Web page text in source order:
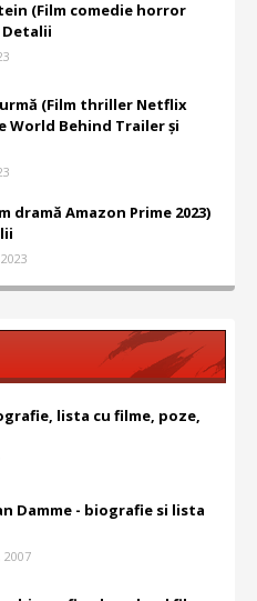
(Film comedie horror
Detalii
urmă (Film thriller Netflix
World Behind Trailer și
dramă Amazon Prime 2023)
lista cu filme, poze,
Damme - biografie si lista